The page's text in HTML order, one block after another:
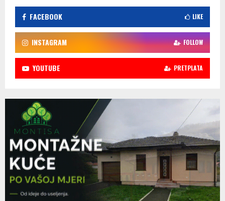
FACEBOOK LIKE
INSTAGRAM FOLLOW
YOUTUBE PRETPLATA